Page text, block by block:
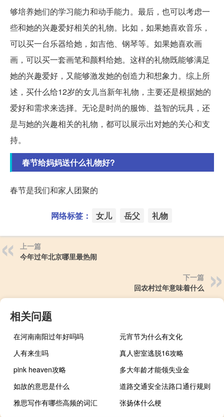
够培养她们的学习能力和动手能力。最后，也可以考虑一
些和她的兴趣爱好相关的礼物。比如，如果她喜欢音乐，
可以买一台乐器给她，如吉他、钢琴等。如果她喜欢画
画，可以买一套画笔和颜料给她。这样的礼物既能够满足
她的兴趣爱好，又能够激发她的创造力和想象力。综上所
述，买什么给12岁的女儿当新年礼物，主要还是根据她的
爱好和需求来选择。无论是时尚的服饰、益智的玩具，还
是与她的兴趣相关的礼物，都可以展示出对她的关心和支
持。
春节给妈妈送什么礼物好?
春节是我们和家人团聚的
网络标签： 女儿 岳父 礼物
上一篇
今年过年北京哪里最热闹
下一篇
回农村过年意味着什么
相关问题
在河南南阳过年好吗吗
元宵节为什么有文化
人有来生吗
真人密室逃脱16攻略
pink heaven攻略
多大年龄才能领失业金
如故的意思是什么
道路交通安全法路口通行规则
雅思写作有哪些高频的词汇
张扬体什么梗